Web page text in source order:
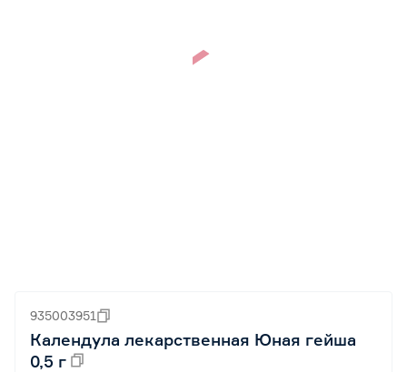
935003951
Календула лекарственная Юная гейша
0,5 г